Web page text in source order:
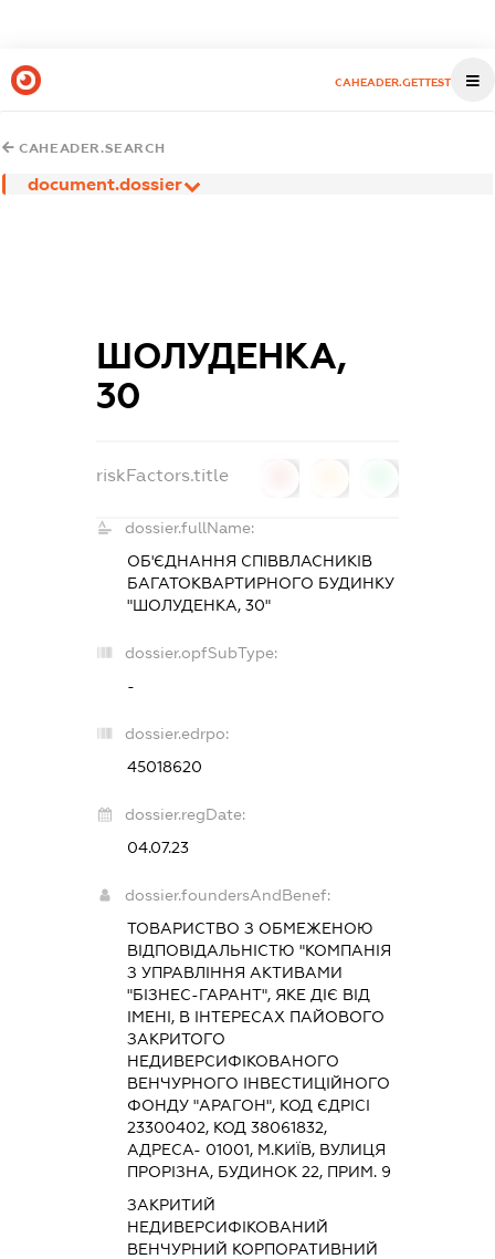
CAHEADER.GETTEST
CAHEADER.SEARCH
document.dossier
ШОЛУДЕНКА,
30
riskFactors.title
dossier.fullName:
ОБ'ЄДНАННЯ СПІВВЛАСНИКІВ
БАГАТОКВАРТИРНОГО БУДИНКУ
"ШОЛУДЕНКА, 30"
dossier.opfSubType:
-
dossier.edrpo:
45018620
dossier.regDate:
04.07.23
dossier.foundersAndBenef:
ТОВАРИСТВО З ОБМЕЖЕНОЮ
ВІДПОВІДАЛЬНІСТЮ "КОМПАНІЯ
З УПРАВЛІННЯ АКТИВАМИ
"БІЗНЕС-ГАРАНТ", ЯКЕ ДІЄ ВІД
ІМЕНІ, В ІНТЕРЕСАХ ПАЙОВОГО
ЗАКРИТОГО
НЕДИВЕРСИФІКОВАНОГО
ВЕНЧУРНОГО ІНВЕСТИЦІЙНОГО
ФОНДУ "АРАГОН", КОД ЄДРІСІ
23300402, КОД 38061832,
АДРЕСА- 01001, М.КИЇВ, ВУЛИЦЯ
ПРОРІЗНА, БУДИНОК 22, ПРИМ. 9
ЗАКРИТИЙ
НЕДИВЕРСИФІКОВАНИЙ
ВЕНЧУРНИЙ КОРПОРАТИВНИЙ